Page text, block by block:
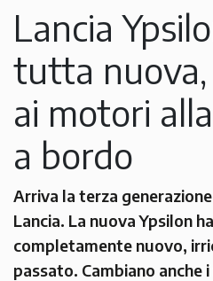
Lancia
tutta nuova,
ai motori
a bordo
Arriva la terza
Lancia. La nuova Ypsilon
completamente nuovo,
passato. Cambiano anche